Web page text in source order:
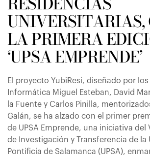
LA PRIMERA
‘UPSA EMPRENDE’
El proyecto YubiResi, diseñado por
Informática Miguel Esteban, David
la Fuente y Carlos Pinilla,
Galán, se ha alzado con el primer
de UPSA Emprende, una iniciativa del
de Investigación y Transferencia de la
Pontificia de Salamanca (UPSA),